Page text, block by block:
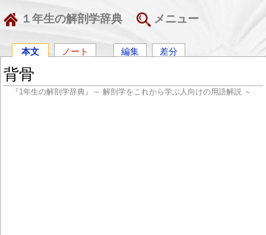
１年生の解剖学辞典 メニュー
本文 ノート 編集 差分
背骨
『1年生の解剖学辞典』～ 解剖学をこれから学ぶ人向けの用語解説 ～